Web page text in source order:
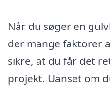
Når du søger en
der mange faktorer
sikre, at du får det
projekt. Uanset om